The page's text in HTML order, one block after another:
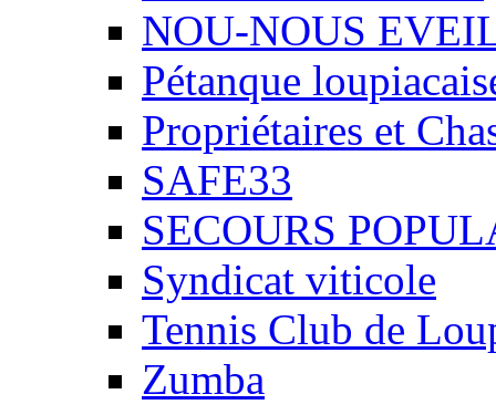
NOU-NOUS
Pétanque
Propriétaires et
SAFE33
SECOURS
Syndicat viticole
Tennis Club de
Zumba